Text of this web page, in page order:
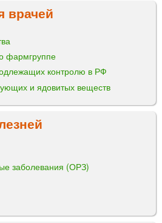
врачей
фармгруппе
контролю в РФ
и ядовитых веществ
заболевания (ОРЗ)